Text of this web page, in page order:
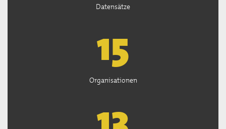
Datensätze
15
Organisationen